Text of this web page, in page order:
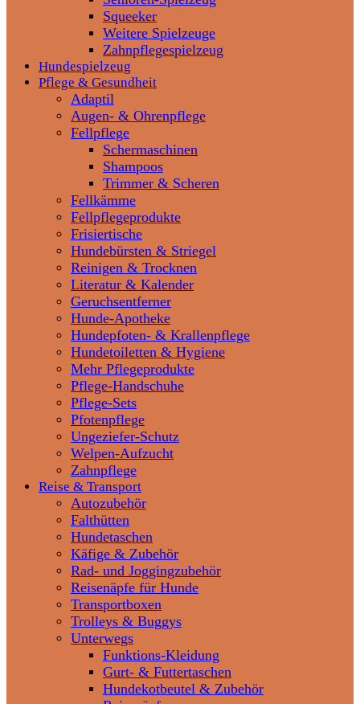
Squeeker
Weitere Spielzeuge
Zahnpflegespielzeug
Hundespielzeug
Pflege & Gesundheit
Adaptil
Augen- & Ohrenpflege
Fellpflege
Schermaschinen
Shampoos
Trimmer & Scheren
Fellkämme
Fellpflegeprodukte
Frisiertische
Hundebürsten & Striegel
Reinigen & Trocknen
Literatur & Kalender
Geruchsentferner
Hunde-Apotheke
Hundepfoten- & Krallenpflege
Hundetoiletten & Hygiene
Mehr Pflegeprodukte
Pflege-Handschuhe
Pflege-Sets
Pfotenpflege
Ungeziefer-Schutz
Welpen-Aufzucht
Zahnpflege
Reise & Transport
Autozubehör
Falthütten
Hundetaschen
Käfige & Zubehör
Rad- und Joggingzubehör
Reisenäpfe für Hunde
Transportboxen
Trolleys & Buggys
Unterwegs
Funktions-Kleidung
Gurt- & Futtertaschen
Hundekotbeutel & Zubehör